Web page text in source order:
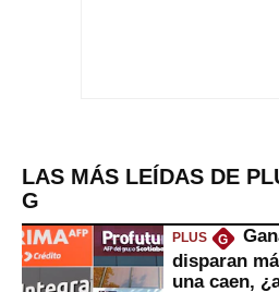
LAS MÁS LEÍDAS DE
G
PLUS G
disparan
una caen,